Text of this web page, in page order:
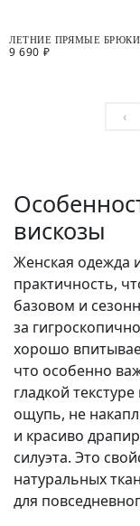
ЛЕТНИЕ ПРЯМЫЕ
ВИСКОЗЫ
9 690 ₽
‹
вискозы
Женская одежда
практичность,
базовом и
за
хорошо
что особенно
гладкой
ощупь, не
и красиво
силуэта. Это
натуральных
для